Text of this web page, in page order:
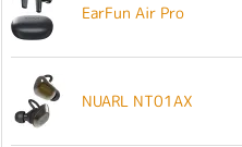
EarFun Air Pro
NUARL NT01AX